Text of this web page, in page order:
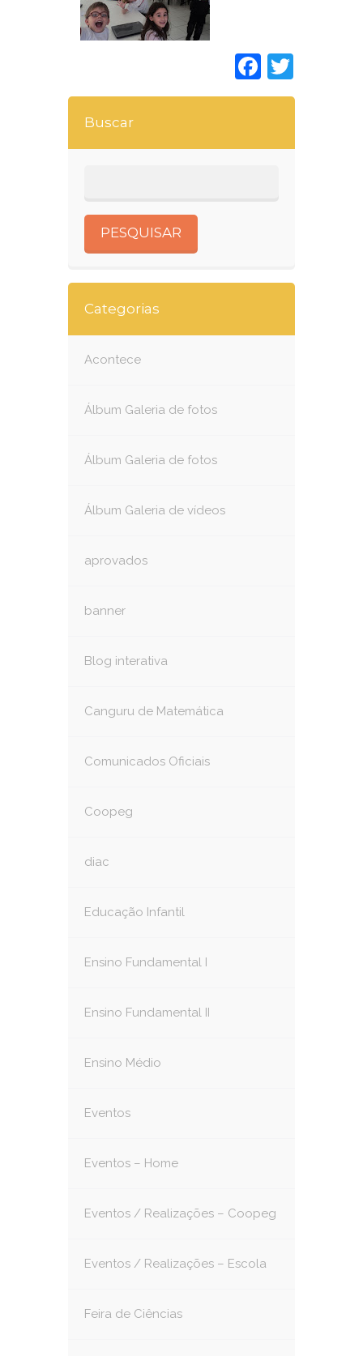
Buscar
Categorias
Acontece
Álbum Galeria de fotos
Álbum Galeria de fotos
Álbum Galeria de vídeos
aprovados
banner
Blog interativa
Canguru de Matemática
Comunicados Oficiais
Coopeg
diac
Educação Infantil
Ensino Fundamental I
Ensino Fundamental II
Ensino Médio
Eventos
Eventos – Home
Eventos / Realizações – Coopeg
Eventos / Realizações – Escola
Feira de Ciências